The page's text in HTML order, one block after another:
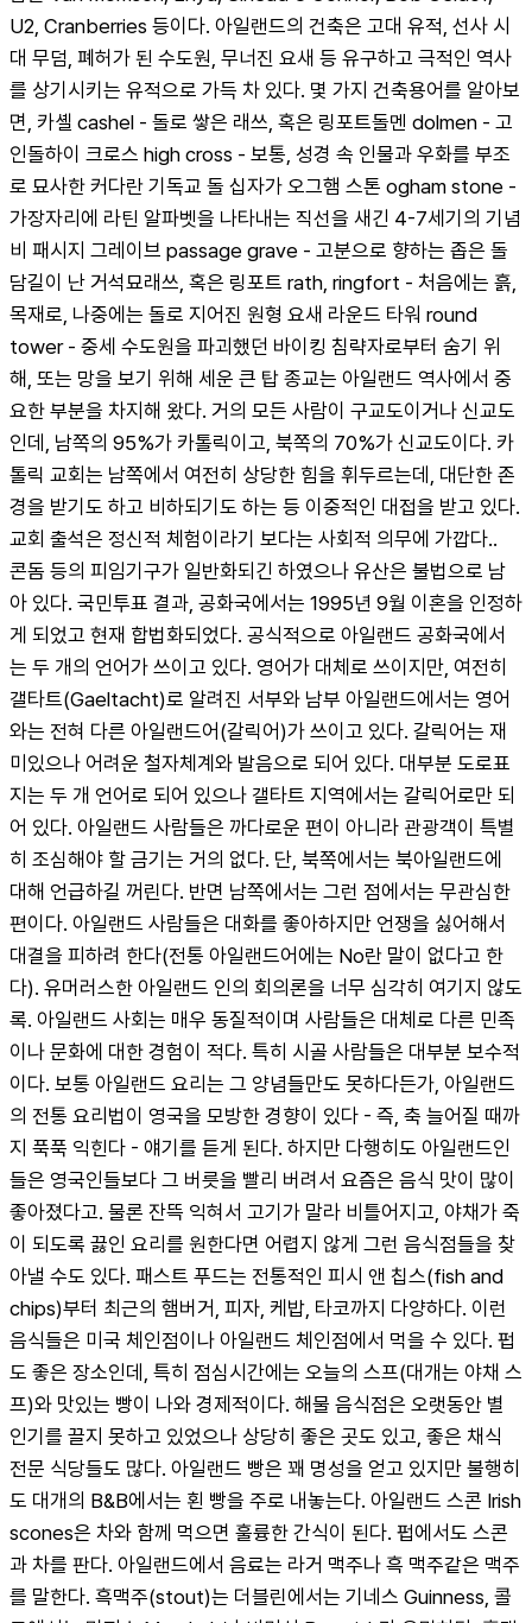
U2, Cranberries 등이다. 아일랜드의 건축은 고대 유적, 선사 시
대 무덤, 폐허가 된 수도원, 무너진 요새 등 유구하고 극적인 역사
를 상기시키는 유적으로 가득 차 있다. 몇 가지 건축용어를 알아보
면, 카셸 cashel - 돌로 쌓은 래쓰, 혹은 링포트돌멘 dolmen - 고
인돌하이 크로스 high cross - 보통, 성경 속 인물과 우화를 부조
로 묘사한 커다란 기독교 돌 십자가 오그햄 스톤 ogham stone -
가장자리에 라틴 알파벳을 나타내는 직선을 새긴 4-7세기의 기념
비 패시지 그레이브 passage grave - 고분으로 향하는 좁은 돌
담길이 난 거석묘래쓰, 혹은 링포트 rath, ringfort - 처음에는 흙,
목재로, 나중에는 돌로 지어진 원형 요새 라운드 타워 round
tower - 중세 수도원을 파괴했던 바이킹 침략자로부터 숨기 위
해, 또는 망을 보기 위해 세운 큰 탑 종교는 아일랜드 역사에서 중
요한 부분을 차지해 왔다. 거의 모든 사람이 구교도이거나 신교도
인데, 남쪽의 95%가 카톨릭이고, 북쪽의 70%가 신교도이다. 카
톨릭 교회는 남쪽에서 여전히 상당한 힘을 휘두르는데, 대단한 존
경을 받기도 하고 비하되기도 하는 등 이중적인 대접을 받고 있다.
교회 출석은 정신적 체험이라기 보다는 사회적 의무에 가깝다..
콘돔 등의 피임기구가 일반화되긴 하였으나 유산은 불법으로 남
아 있다. 국민투표 결과, 공화국에서는 1995년 9월 이혼을 인정하
게 되었고 현재 합법화되었다. 공식적으로 아일랜드 공화국에서
는 두 개의 언어가 쓰이고 있다. 영어가 대체로 쓰이지만, 여전히
갤타트(Gaeltacht)로 알려진 서부와 남부 아일랜드에서는 영어
와는 전혀 다른 아일랜드어(갈릭어)가 쓰이고 있다. 갈릭어는 재
미있으나 어려운 철자체계와 발음으로 되어 있다. 대부분 도로표
지는 두 개 언어로 되어 있으나 갤타트 지역에서는 갈릭어로만 되
어 있다. 아일랜드 사람들은 까다로운 편이 아니라 관광객이 특별
히 조심해야 할 금기는 거의 없다. 단, 북쪽에서는 북아일랜드에
대해 언급하길 꺼린다. 반면 남쪽에서는 그런 점에서는 무관심한
편이다. 아일랜드 사람들은 대화를 좋아하지만 언쟁을 싫어해서
대결을 피하려 한다(전통 아일랜드어에는 No란 말이 없다고 한
다). 유머러스한 아일랜드 인의 회의론을 너무 심각히 여기지 않도
록. 아일랜드 사회는 매우 동질적이며 사람들은 대체로 다른 민족
이나 문화에 대한 경험이 적다. 특히 시골 사람들은 대부분 보수적
이다. 보통 아일랜드 요리는 그 양념들만도 못하다든가, 아일랜드
의 전통 요리법이 영국을 모방한 경향이 있다 - 즉, 축 늘어질 때까
지 푹푹 익힌다 - 얘기를 듣게 된다. 하지만 다행히도 아일랜드인
들은 영국인들보다 그 버릇을 빨리 버려서 요즘은 음식 맛이 많이
좋아졌다고. 물론 잔뜩 익혀서 고기가 말라 비틀어지고, 야채가 죽
이 되도록 끓인 요리를 원한다면 어렵지 않게 그런 음식점들을 찾
아낼 수도 있다. 패스트 푸드는 전통적인 피시 앤 칩스(fish and
chips)부터 최근의 햄버거, 피자, 케밥, 타코까지 다양하다. 이런
음식들은 미국 체인점이나 아일랜드 체인점에서 먹을 수 있다. 펍
도 좋은 장소인데, 특히 점심시간에는 오늘의 스프(대개는 야채 스
프)와 맛있는 빵이 나와 경제적이다. 해물 음식점은 오랫동안 별
인기를 끌지 못하고 있었으나 상당히 좋은 곳도 있고, 좋은 채식
전문 식당들도 많다. 아일랜드 빵은 꽤 명성을 얻고 있지만 불행히
도 대개의 B&B에서는 횐 빵을 주로 내놓는다. 아일랜드 스콘 Irish
scones은 차와 함께 먹으면 훌륭한 간식이 된다. 펍에서도 스콘
과 차를 판다. 아일랜드에서 음료는 라거 맥주나 흑 맥주같은 맥주
를 말한다. 흑맥주(stout)는 더블린에서는 기네스 Guinness, 콜